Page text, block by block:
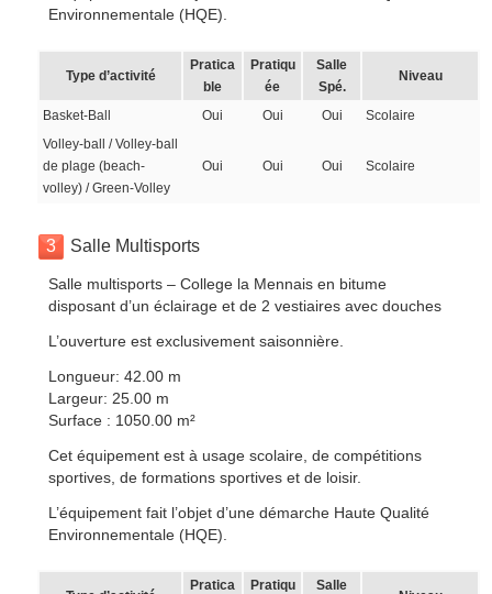
Environnementale (HQE).
Type d’activité
Pratica
ble
Pratiqu
ée
Salle
Spé.
Niveau
Basket-Ball Oui Oui Oui
Scolaire
Volley-ball / Volley-ball
de plage (beach-
volley) / Green-Volley
Oui Oui Oui Scolaire
3 Salle Multisports
Salle multisports – College la Mennais en bitume
disposant d’un éclairage et de 2 vestiaires avec douches
L’ouverture est exclusivement saisonnière.
Longueur: 42.00 m
Largeur: 25.00 m
Surface : 1050.00 m²
Cet équipement est à usage scolaire, de compétitions
sportives, de formations sportives et de loisir.
L’équipement fait l’objet d’une démarche Haute Qualité
Environnementale (HQE).
Pratica Pratiqu Salle